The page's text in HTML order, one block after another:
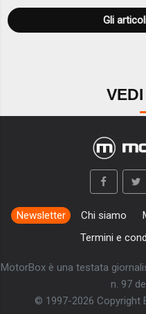
Gli
Newsletter Chi siamo
Termini e
MotorBox è una testata
n. 97
© 1997-2026 Copyright